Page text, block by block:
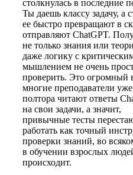
столкнулась в последние
Ты даешь классу задачу, а
ее быстро превращают в
отправляют ChatGPT.
не только знания или
даже логику с
мышлением не очень
проверить. Это огромный
многие преподаватели уже
полтора читают ответы
на свои задачи, а значит,
привычные тесты
работать как точный
проверки знаний, во
в обучении взрослых
происходит.